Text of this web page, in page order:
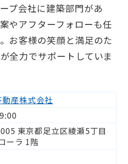
プ会社に建築部門があ
やアフターフォローも任
お客様の笑顔と満足のた
全力でサポートしていま
産株式会社
東京都足立区綾瀬5丁目
ーラ 1階